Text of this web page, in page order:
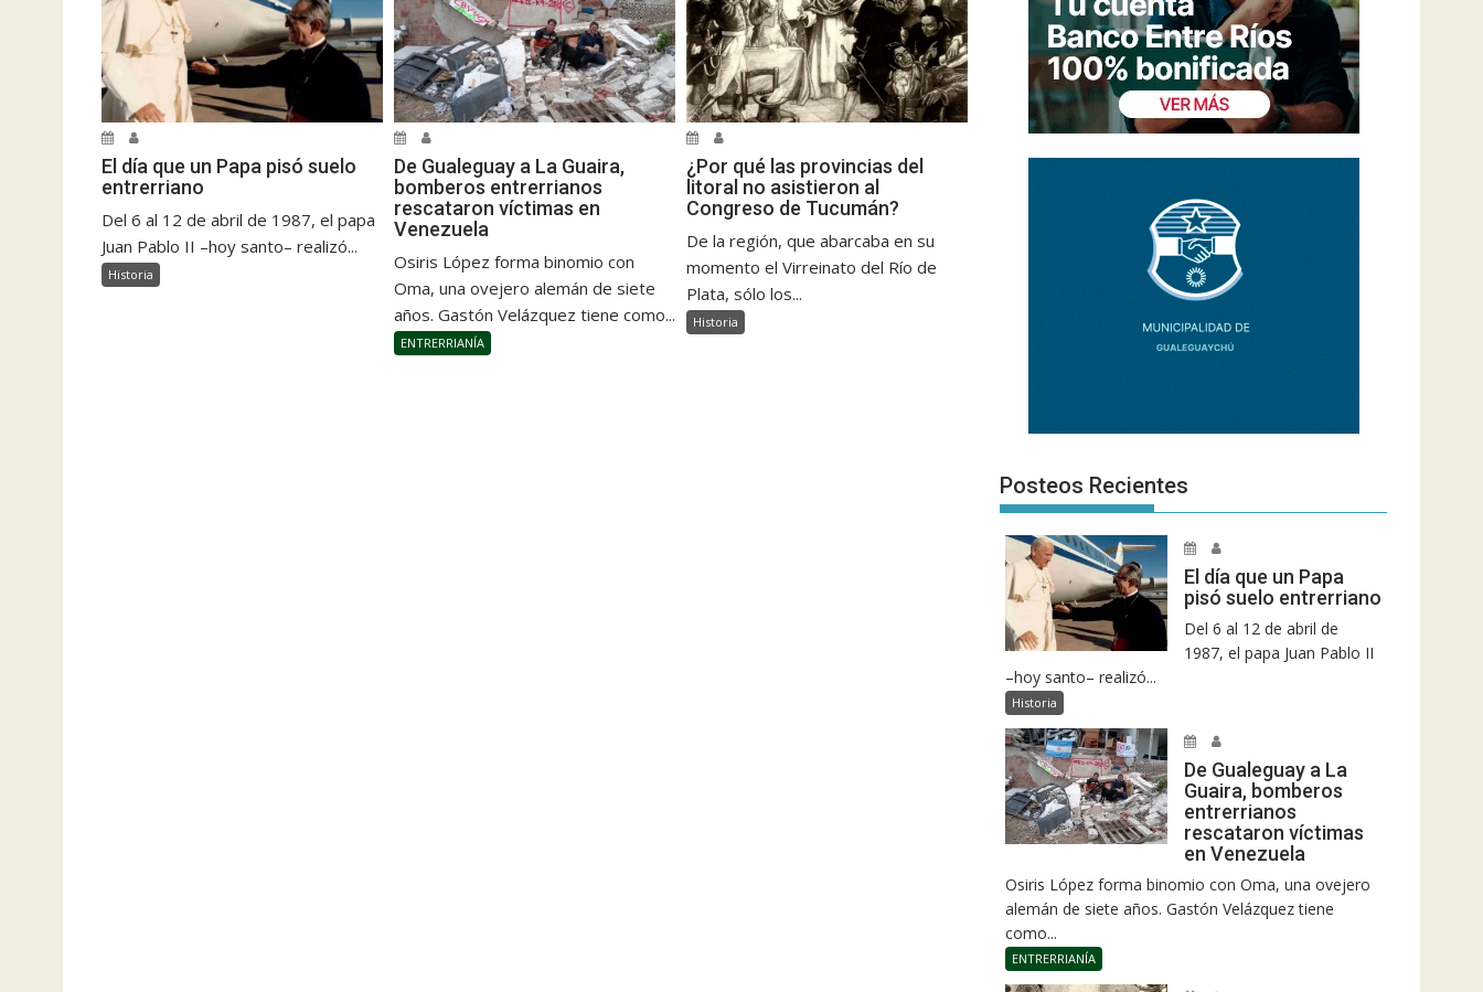
El día que un Papa pisó suelo
entrerriano
Del 6 al 12 de abril de 1987, el papa
Juan Pablo II –hoy santo– realizó...
Historia
De Gualeguay a La Guaira,
bomberos entrerrianos
rescataron víctimas en
Venezuela
Osiris López forma binomio con
Oma, una ovejero alemán de siete
años. Gastón Velázquez tiene como...
ENTRERRIANÍA
¿Por qué las provincias del
litoral no asistieron al
Congreso de Tucumán?
De la región, que abarcaba en su
momento el Virreinato del Río de
Plata, sólo los...
Historia
Posteos Recientes
El día que un Papa
pisó suelo entrerriano
Del 6 al 12 de abril de
1987, el papa Juan Pablo II
–hoy santo– realizó...
Historia
De Gualeguay a La
Guaira, bomberos
entrerrianos
rescataron víctimas
en Venezuela
Osiris López forma binomio con Oma, una ovejero
alemán de siete años. Gastón Velázquez tiene
como...
ENTRERRIANÍA